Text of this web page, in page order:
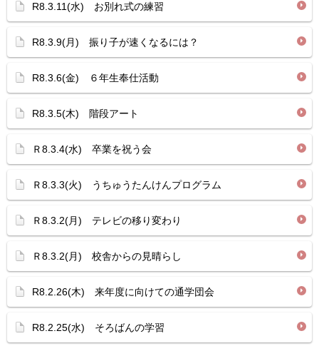
R8.3.11(水) お別れ式の練習
R8.3.9(月) 振り子が速くなるには？
R8.3.6(金) ６年生奉仕活動
R8.3.5(木) 階段アート
Ｒ8.3.4(水) 卒業を祝う会
Ｒ8.3.3(火) うちゅうたんけんプログラム
Ｒ8.3.2(月) テレビの移り変わり
Ｒ8.3.2(月) 校舎からの見晴らし
R8.2.26(木) 来年度に向けての通学団会
R8.2.25(水) そろばんの学習